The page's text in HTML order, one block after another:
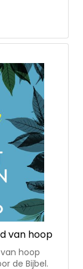
van hoop
hoop
de Bijbel.